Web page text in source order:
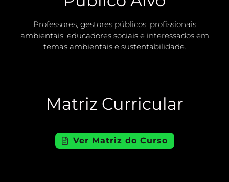
Professores, gestores públicos, profissionais
ambientais, educadores sociais e interessados em
temas ambientais e sustentabilidade.
Matriz Curricular
Ver Matriz do Curso